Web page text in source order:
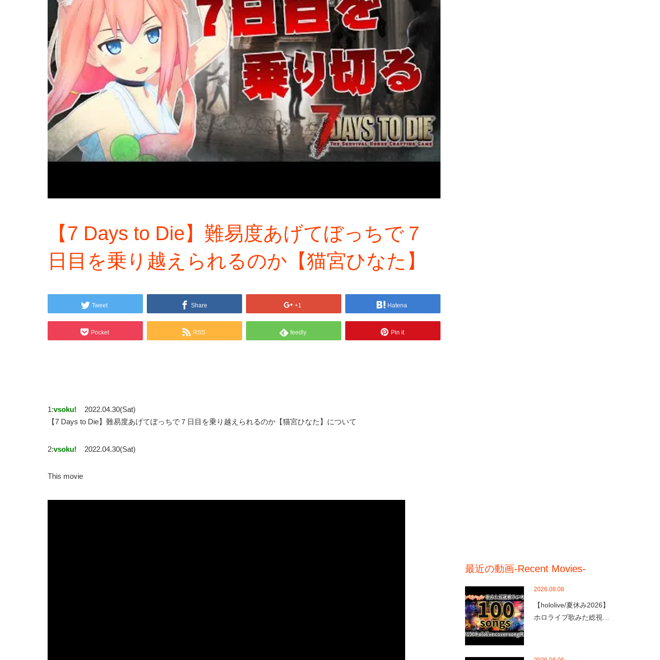
【7 Days to Die】難易度あげてぼっちで７
日目を乗り越えられるのか【猫宮ひなた】
Tweet Share +1 Hatena
Pocket RSS feedly Pin it
1:vsoku!
2022.04.30(Sat)
【7 Days to Die】難易度あげてぼっちで７日目を乗り越えられるのか【猫宮ひなた】について
2:vsoku! 2022.04.30(Sat)
This movie
最近の動画-Recent Movies-
2026.08.08
【hololive/夏休み2026】
ホロライブ歌みた総視…